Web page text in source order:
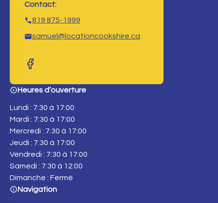
Contact:
819 875-1999
samuel@locationcookshire.ca
Heures d’ouverture
Lundi : 7:30 à 17:00
Mardi : 7:30 à 17:00
Mercredi : 7:30 à 17:00
Jeudi : 7:30 à 17:00
Vendredi : 7:30 à 17:00
Samedi : 7:30 à 12:00
Dimanche : Fermé
Navigation